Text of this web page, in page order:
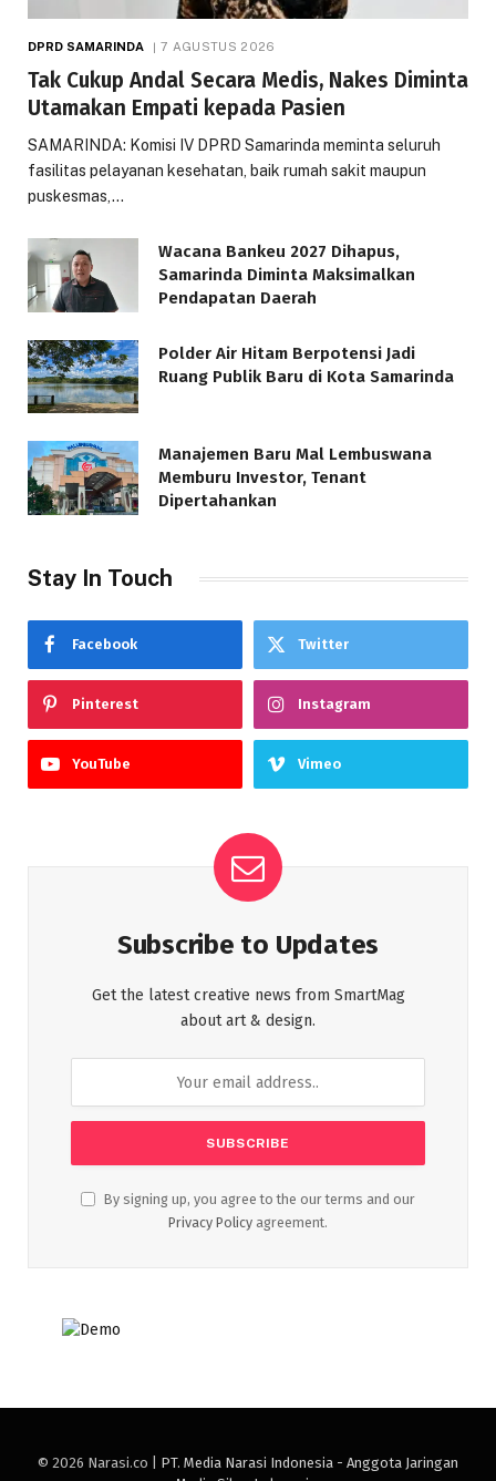
DPRD SAMARINDA 7 AGUSTUS 2026
Tak Cukup Andal Secara Medis, Nakes Diminta
Utamakan Empati kepada Pasien
SAMARINDA: Komisi IV DPRD Samarinda meminta seluruh
fasilitas pelayanan kesehatan, baik rumah sakit maupun
puskesmas,…
Wacana Bankeu 2027 Dihapus,
Samarinda Diminta Maksimalkan
Pendapatan Daerah
Polder Air Hitam Berpotensi Jadi
Ruang Publik Baru di Kota Samarinda
Manajemen Baru Mal Lembuswana
Memburu Investor, Tenant
Dipertahankan
Stay In Touch
Facebook Twitter
Pinterest Instagram
YouTube Vimeo
Subscribe to Updates
Get the latest creative news from SmartMag
about art & design.
By signing up, you agree to the our terms and our
Privacy Policy agreement.
© 2026 Narasi.co | PT. Media Narasi Indonesia - Anggota Jaringan